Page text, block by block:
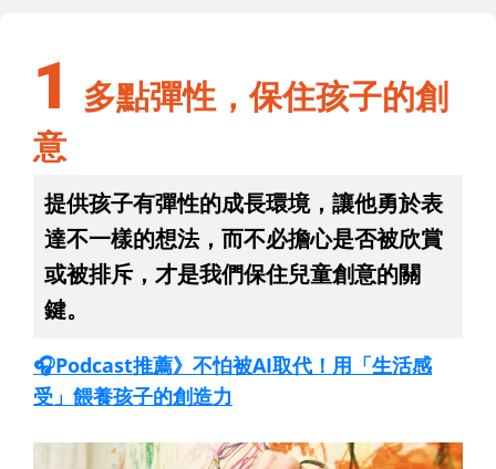
1 多點彈性，保住孩子的創
意
提供孩子有彈性的成長環境，讓他勇於表
達不一樣的想法，而不必擔心是否被欣賞
或被排斥，才是我們保住兒童創意的關
鍵。
🎧Podcast推薦》不怕被AI取代！用「生活感
受」餵養孩子的創造力